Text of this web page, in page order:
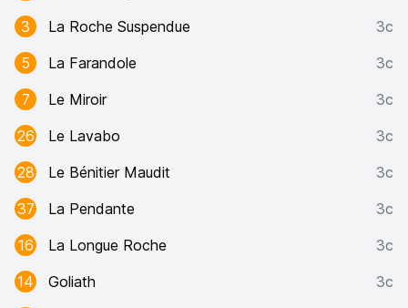
3
La Roche Suspendue
3c
5
La Farandole
3c
7
Le Miroir
3c
26
Le Lavabo
3c
28
Le Bénitier Maudit
3c
37
La Pendante
3c
16
La Longue Roche
3c
14
Goliath
3c